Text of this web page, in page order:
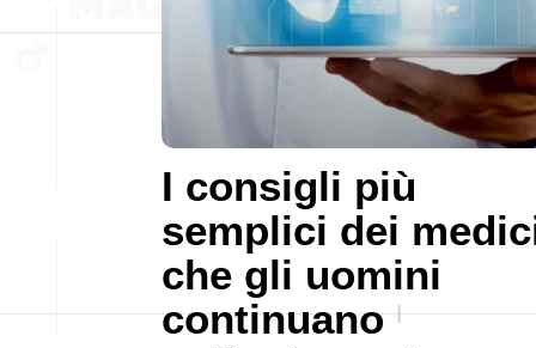
I consigli più
semplici dei
che gli uomini
continuano